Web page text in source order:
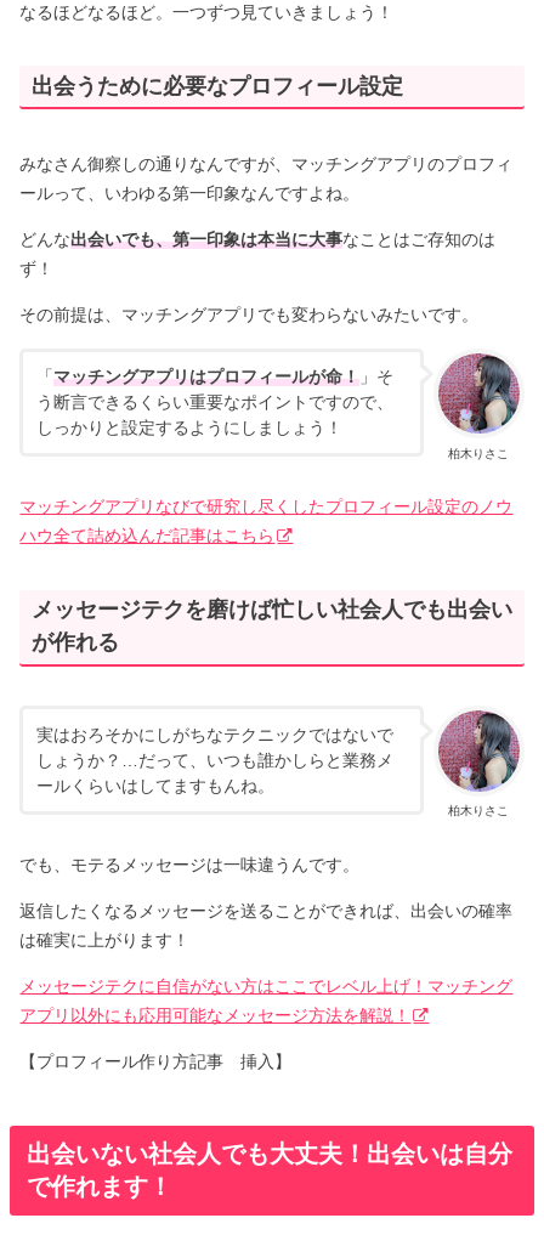
なるほどなるほど。一つずつ見ていきましょう！
出会うために必要なプロフィール設定
みなさん御察しの通りなんですが、マッチングアプリのプロフィ
ールって、いわゆる第一印象なんですよね。
どんな出会いでも、第一印象は本当に大事なことはご存知のは
ず！
その前提は、マッチングアプリでも変わらないみたいです。
柏木りさこ
「マッチングアプリはプロフィールが命！」そ
う断言できるくらい重要なポイントですので、
しっかりと設定するようにしましょう！
マッチングアプリなびで研究し尽くしたプロフィール設定のノウ
ハウ全て詰め込んだ記事はこちら
メッセージテクを磨けば忙しい社会人でも出会い
が作れる
柏木りさこ
実はおろそかにしがちなテクニックではないで
しょうか？…だって、いつも誰かしらと業務メ
ールくらいはしてますもんね。
でも、モテるメッセージは一味違うんです。
返信したくなるメッセージを送ることができれば、出会いの確率
は確実に上がります！
メッセージテクに自信がない方はここでレベル上げ！マッチング
アプリ以外にも応用可能なメッセージ方法を解説！
【プロフィール作り方記事 挿入】
出会いない社会人でも大丈夫！出会いは自分
で作れます！